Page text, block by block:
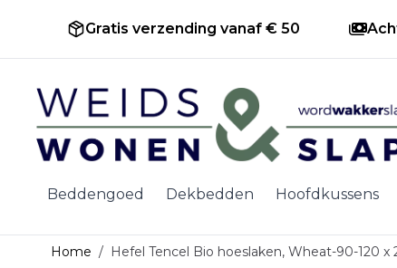
Gratis verzending vanaf € 50
Ga naar de inhoud
Beddengoed Dekbedden Hoofdkussens
Home / Hefel Tencel Bio hoeslaken, Wheat-90-120 x